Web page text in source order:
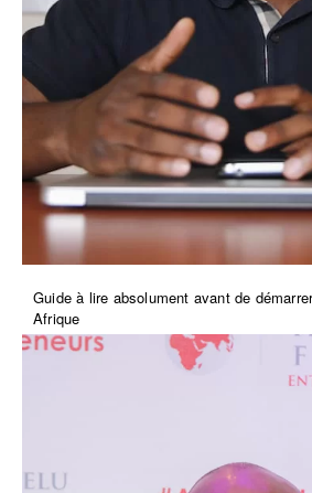
Guide à lire absolument avant de
Afrique